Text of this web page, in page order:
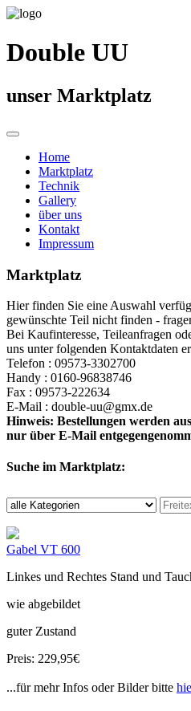
Double UU
unser Marktplatz
Home
Marktplatz
Technik
Gallery
über uns
Kontakt
Impressum
Marktplatz
Hier finden Sie eine Auswahl
gewünschte Teil nicht finden -
Bei Kaufinteresse, Teileanfragen
uns unter folgenden Kontaktdaten
Telefon : 09573-3302700
Handy : 0160-96838746
Fax : 09573-222634
E-Mail : double-uu@gmx.de
Hinweis: Bestellungen werden
nur über E-Mail
Suche im Marktplatz:
Gabel VT 600
Linkes und Rechtes Stand und
wie abgebildet
guter Zustand
Preis: 229,95€
...für mehr Infos oder Bilder bitte